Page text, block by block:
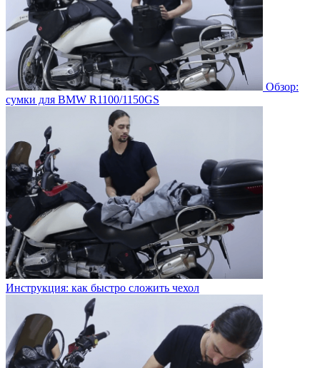
Обзор:
сумки для BMW R1100/1150GS
Инструкция: как быстро сложить чехол